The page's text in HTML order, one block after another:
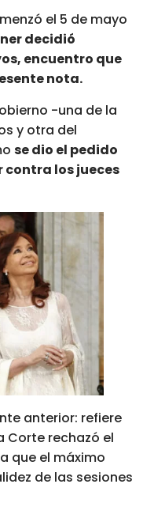
el 5 de mayo
decidió
encuentro que
nota.
-una de la
y otra del
se dio el pedido
contra los jueces
anterior: refiere
Corte rechazó el
que el máximo
de las sesiones